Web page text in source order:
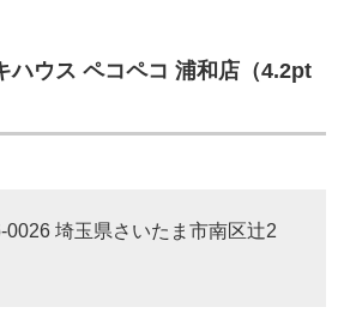
ハウス ペコペコ 浦和店（4.2pt
0026 埼玉県さいたま市南区辻2